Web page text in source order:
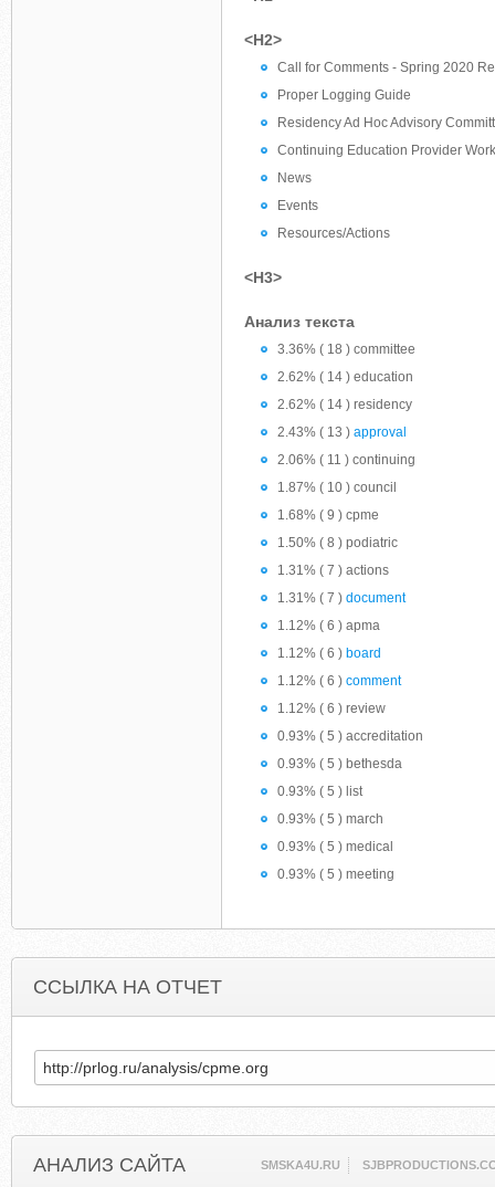
<H2>
Call for Comments - Spring 2020
Proper Logging Guide
Residency Ad Hoc Advisory
Continuing Education Provider
News
Events
Resources/Actions
<H3>
Анализ текста
3.36% ( 18 ) committee
2.62% ( 14 ) education
2.62% ( 14 ) residency
2.43% ( 13 ) approval
2.06% ( 11 ) continuing
1.87% ( 10 ) council
1.68% ( 9 ) cpme
1.50% ( 8 ) podiatric
1.31% ( 7 ) actions
1.31% ( 7 ) document
1.12% ( 6 ) apma
1.12% ( 6 ) board
1.12% ( 6 ) comment
1.12% ( 6 ) review
0.93% ( 5 ) accreditation
0.93% ( 5 ) bethesda
0.93% ( 5 ) list
0.93% ( 5 ) march
0.93% ( 5 ) medical
0.93% ( 5 ) meeting
ССЫЛКА НА ОТЧЕТ
АНАЛИЗ САЙТА SMSKA4U.RU